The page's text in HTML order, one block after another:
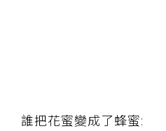
誰把花蜜變成了蜂蜜: